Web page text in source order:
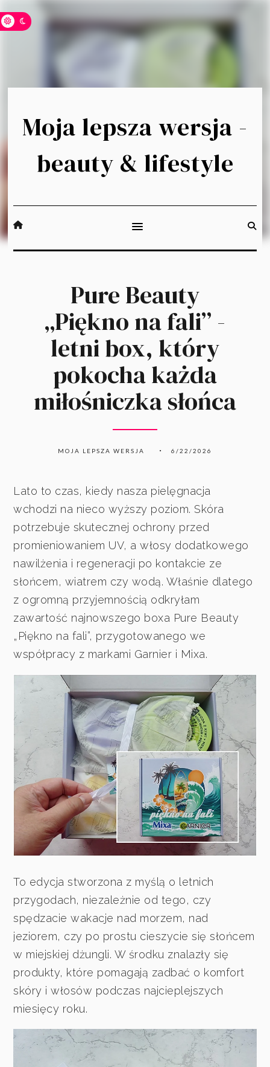
Moja lepsza wersja -
beauty & lifestyle
Pure Beauty
„Piękno na fali” -
letni box, który
pokocha każda
miłośniczka słońca
MOJA LEPSZA WERSJA 6/22/2026
Lato to czas, kiedy nasza pielęgnacja
wchodzi na nieco wyższy poziom. Skóra
potrzebuje skutecznej ochrony przed
promieniowaniem UV, a włosy dodatkowego
nawilżenia i regeneracji po kontakcie ze
słońcem, wiatrem czy wodą. Właśnie dlatego
z ogromną przyjemnością odkryłam
zawartość najnowszego boxa Pure Beauty
„Piękno na fali”, przygotowanego we
współpracy z markami Garnier i Mixa.
To edycja stworzona z myślą o letnich
przygodach, niezależnie od tego, czy
spędzacie wakacje nad morzem, nad
jeziorem, czy po prostu cieszycie się słońcem
w miejskiej dżungli. W środku znalazły się
produkty, które pomagają zadbać o komfort
skóry i włosów podczas najcieplejszych
miesięcy roku.